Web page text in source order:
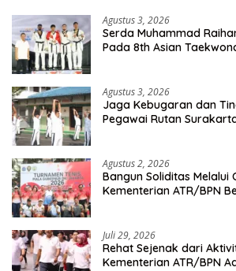
Agustus 3, 2026
Serda Muhammad
Pada 8th Asian
Agustus 3, 2026
Jaga Kebugaran dan
Pegawai Rutan
Agustus 2, 2026
Bangun Soliditas Melalui
Kementerian ATR/BPN
Juli 29, 2026
Rehat Sejenak dari
Kementerian ATR/BPN